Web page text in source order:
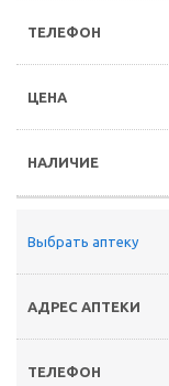
Выбрать аптеку